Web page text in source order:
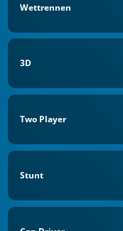
Wettrennen
3D
Two Player
Stunt